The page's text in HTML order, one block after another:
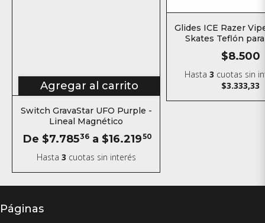
Agregar al carrito
Switch GravaStar UFO Purple -
Lineal Magnético
De $7.78536 a $16.21950
Hasta 3 cuotas sin interés
Glides ICE Razer
Skates Teflón
$8.500
Hasta3 cuotas sin
$3.333,33
Páginas